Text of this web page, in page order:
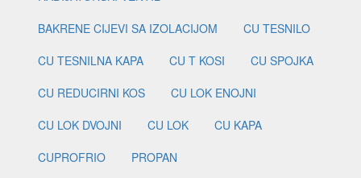
BAKRENE CIJEVI SA IZOLACIJOM
CU TESNILO
CU TESNILNA KAPA
CU T KOSI
CU SPOJKA
CU REDUCIRNI KOS
CU LOK ENOJNI
CU LOK DVOJNI
CU LOK
CU KAPA
CUPROFRIO
PROPAN